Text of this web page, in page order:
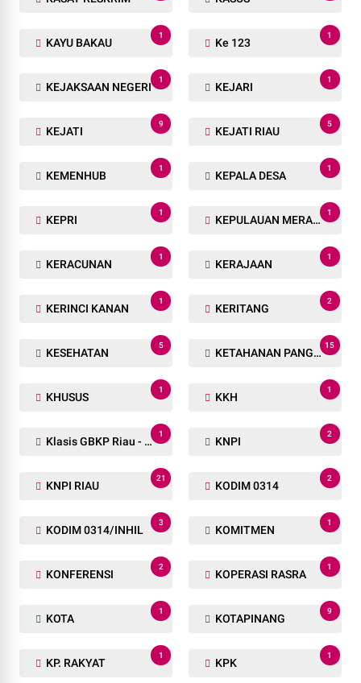
KAYU BAKAU
1
Ke 123
1
KEJAKSAAN NEGERI
1
KEJARI
1
KEJATI
9
KEJATI RIAU
5
KEMENHUB
1
KEPALA DESA
1
KEPRI
1
KEPULAUAN MERANTI
1
KERACUNAN
1
KERAJAAN
1
KERINCI KANAN
1
KERITANG
2
KESEHATAN
5
KETAHANAN PANGAN
15
KHUSUS
1
KKH
1
Klasis GBKP Riau - Sumbar.
1
KNPI
2
KNPI RIAU
21
KODIM 0314
2
KODIM 0314/INHIL
3
KOMITMEN
1
KONFERENSI
2
KOPERASI RASRA
1
KOTA
1
KOTAPINANG
9
KP. RAKYAT
1
KPK
1